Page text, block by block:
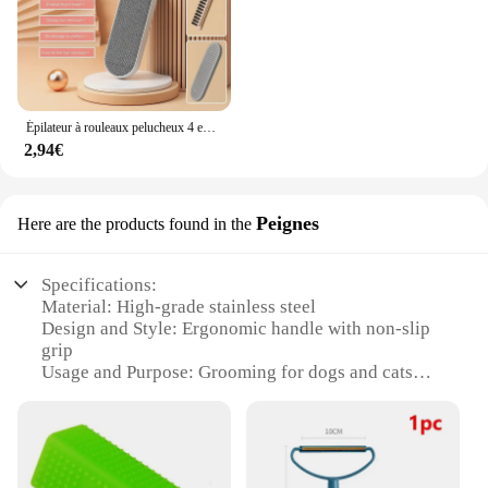
2,94€
Here are the products found in the Peignes
Specifications:
Material: High-grade stainless steel
Design and Style: Ergonomic handle with non-slip
grip
Usage and Purpose: Grooming for dogs and cats
Shape or Size or Weight or Quantity: Compact size
for easy handling
Parts and Accessories: Comes with a storage case